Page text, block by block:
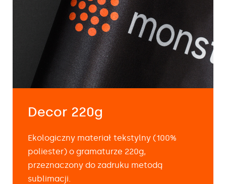
Decor 220g
Ekologiczny materiał tekstylny (100%
poliester) o gramaturze 220g,
przeznaczony do zadruku metodą
sublimacji.